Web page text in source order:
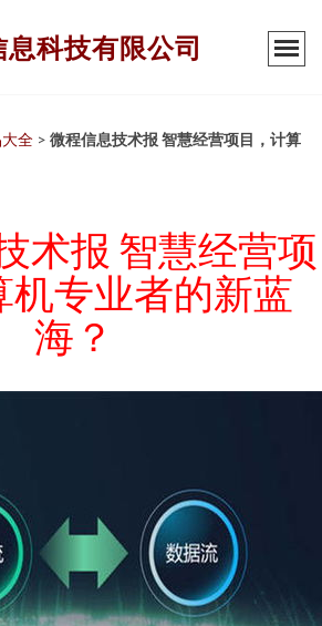
科技有限公司
全 > 微程信息技术报 智慧经营项目，计算
术报 智慧经营项
机专业者的新蓝
海？